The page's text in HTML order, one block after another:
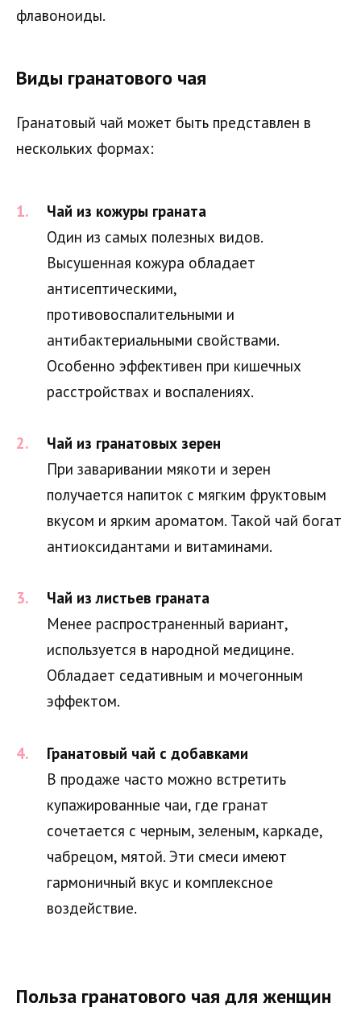
флавоноиды.
Виды гранатового чая
Гранатовый чай может быть представлен в
нескольких формах:
Чай из кожуры граната
Один из самых полезных видов.
Высушенная кожура обладает
антисептическими,
противовоспалительными и
антибактериальными свойствами.
Особенно эффективен при кишечных
расстройствах и воспалениях.
Чай из гранатовых зерен
При заваривании мякоти и зерен
получается напиток с мягким фруктовым
вкусом и ярким ароматом. Такой чай богат
антиоксидантами и витаминами.
Чай из листьев граната
Менее распространенный вариант,
используется в народной медицине.
Обладает седативным и мочегонным
эффектом.
Гранатовый чай с добавками
В продаже часто можно встретить
купажированные чаи, где гранат
сочетается с черным, зеленым, каркаде,
чабрецом, мятой. Эти смеси имеют
гармоничный вкус и комплексное
воздействие.
Польза гранатового чая для женщин